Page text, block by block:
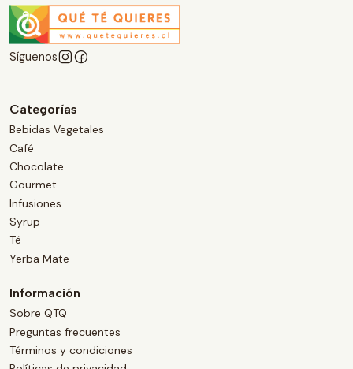
Síguenos
Categorías
Bebidas Vegetales
Café
Chocolate
Gourmet
Infusiones
Syrup
Té
Yerba Mate
Información
Sobre QTQ
Preguntas frecuentes
Términos y condiciones